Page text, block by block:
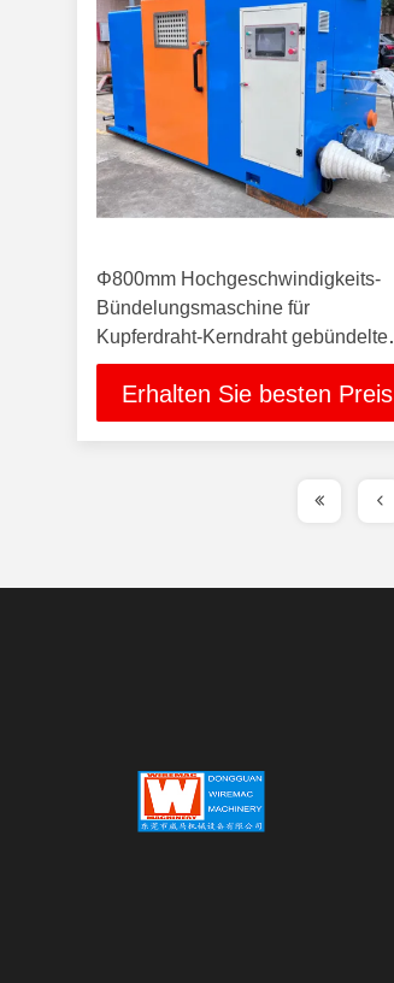
Φ800mm Hochgeschwindigkeits-
Bündelungsmaschine für
Kupferdraht-Kerndraht gebündelte
Kabelherstellungsmaschine
Erhalten Sie besten Preis